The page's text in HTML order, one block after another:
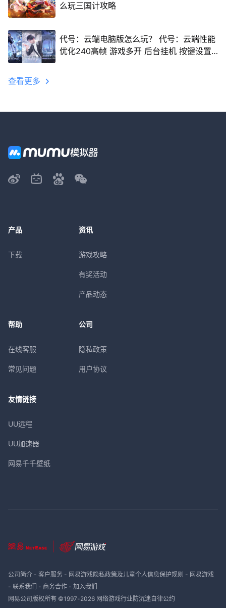
么玩三国计攻略
代号：云端电脑版怎么玩？ 代号：云端性能
优化240高帧 游戏多开 后台挂机 按键设置
查看更多
产品
下载
资讯
游戏攻略
有奖活动
产品动态
帮助
在线客服
常见问题
公司
隐私政策
用户协议
友情链接
UU远程
UU加速器
网易千千壁纸
公司简介- 客户服务- 网易游戏隐私政策及儿童个人信息保护规则 - 网易游戏
- 联系我们 - 商务合作- 加入我们
网易公司版权所有 ©1997-2026 网络游戏行业防沉迷自律公约